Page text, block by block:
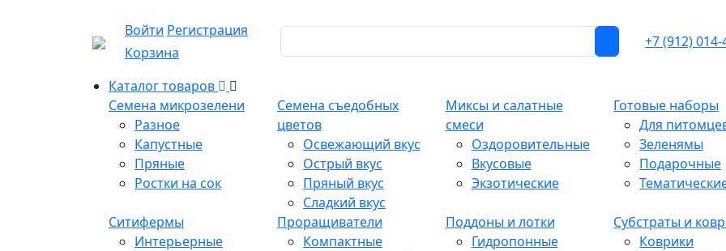
Войти Регистрация
Корзина
+7 (912) 014-
Каталог товаров
Семена микрозелени
Разное
Капустные
Пряные
Ростки на сок
Семена съедобных
цветов
Освежающий вкус
Острый вкус
Пряный вкус
Сладкий вкус
Миксы и салатные
смеси
Оздоровительные
Вкусовые
Экзотические
Готовые наборы
Для
Зеленямы
Подарочные
Ситифермы
Интерьерные
Проращиватели
Компактные
Поддоны и лотки
Гидропонные
Субстраты и
Коврики